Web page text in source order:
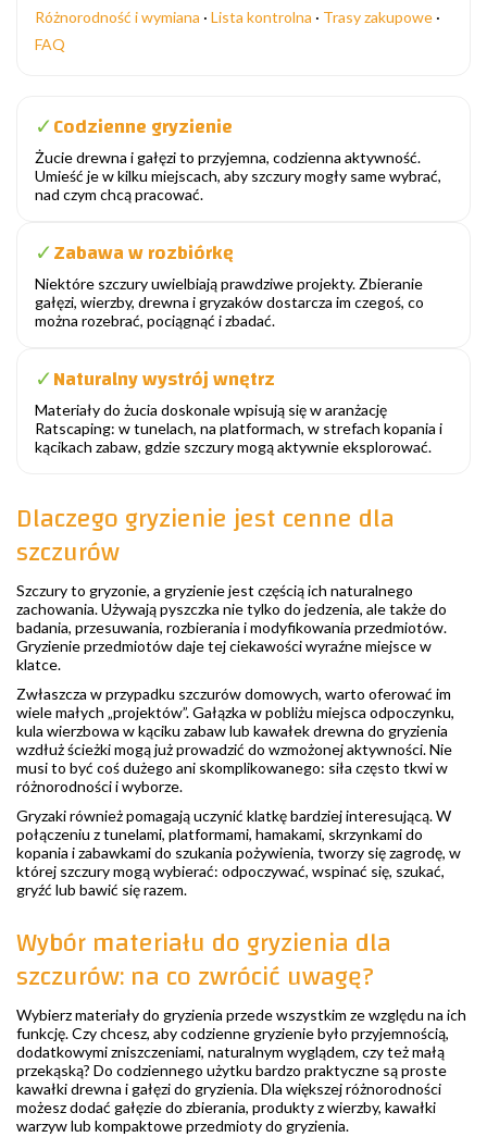
Różnorodność i wymiana · Lista kontrolna · Trasy zakupowe ·
FAQ
✓Codzienne gryzienie
Żucie drewna i gałęzi to przyjemna, codzienna aktywność.
Umieść je w kilku miejscach, aby szczury mogły same wybrać,
nad czym chcą pracować.
✓Zabawa w rozbiórkę
Niektóre szczury uwielbiają prawdziwe projekty. Zbieranie
gałęzi, wierzby, drewna i gryzaków dostarcza im czegoś, co
można rozebrać, pociągnąć i zbadać.
✓Naturalny wystrój wnętrz
Materiały do żucia doskonale wpisują się w aranżację
Ratscaping: w tunelach, na platformach, w strefach kopania i
kącikach zabaw, gdzie szczury mogą aktywnie eksplorować.
Dlaczego gryzienie jest cenne dla
szczurów
Szczury to gryzonie, a gryzienie jest częścią ich naturalnego
zachowania. Używają pyszczka nie tylko do jedzenia, ale także do
badania, przesuwania, rozbierania i modyfikowania przedmiotów.
Gryzienie przedmiotów daje tej ciekawości wyraźne miejsce w
klatce.
Zwłaszcza w przypadku szczurów domowych, warto oferować im
wiele małych „projektów”. Gałązka w pobliżu miejsca odpoczynku,
kula wierzbowa w kąciku zabaw lub kawałek drewna do gryzienia
wzdłuż ścieżki mogą już prowadzić do wzmożonej aktywności. Nie
musi to być coś dużego ani skomplikowanego: siła często tkwi w
różnorodności i wyborze.
Gryzaki również pomagają uczynić klatkę bardziej interesującą. W
połączeniu z tunelami, platformami, hamakami, skrzynkami do
kopania i zabawkami do szukania pożywienia, tworzy się zagrodę, w
której szczury mogą wybierać: odpoczywać, wspinać się, szukać,
gryźć lub bawić się razem.
Wybór materiału do gryzienia dla
szczurów: na co zwrócić uwagę?
Wybierz materiały do gryzienia przede wszystkim ze względu na ich
funkcję. Czy chcesz, aby codzienne gryzienie było przyjemnością,
dodatkowymi zniszczeniami, naturalnym wyglądem, czy też małą
przekąską? Do codziennego użytku bardzo praktyczne są proste
kawałki drewna i gałęzi do gryzienia. Dla większej różnorodności
możesz dodać gałęzie do zbierania, produkty z wierzby, kawałki
warzyw lub kompaktowe przedmioty do gryzienia.